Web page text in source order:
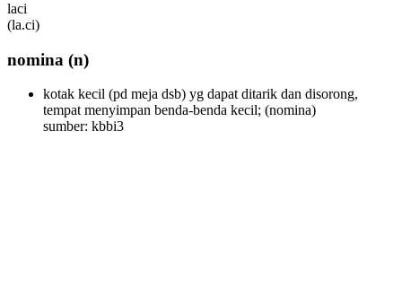
laci
(la.ci)
nomina (n)
kotak kecil (pd meja dsb) yg dapat ditarik dan disorong,
tempat menyimpan benda-benda kecil; (nomina)
sumber: kbbi3